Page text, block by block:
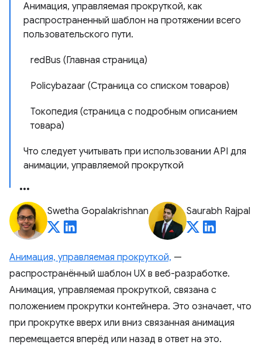
Анимация, управляемая прокруткой, как
распространенный шаблон на протяжении всего
пользовательского пути.
redBus (Главная страница)
Policybazaar (Страница со списком товаров)
Токопедия (страница с подробным описанием
товара)
Что следует учитывать при использовании API для
анимации, управляемой прокруткой
Swetha Gopalakrishnan Saurabh Rajpal
Анимация, управляемая прокруткой, —
распространённый шаблон UX в веб-разработке.
Анимация, управляемая прокруткой, связана с
положением прокрутки контейнера. Это означает, что
при прокрутке вверх или вниз связанная анимация
перемещается вперёд или назад в ответ на это.